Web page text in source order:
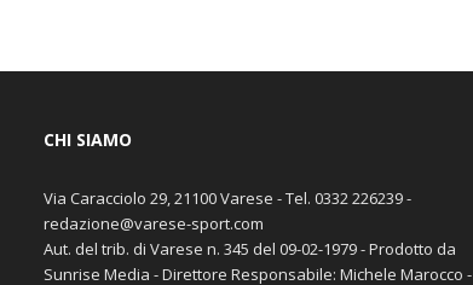
CHI SIAMO
Via Caracciolo 29, 21100 Varese - Tel. 0332 226239 -
redazione@varese-sport.com
Aut. del trib. di Varese n. 345 del 09-02-1979 - Prodotto da
Sunrise Media - Direttore Responsabile: Michele Marocco -